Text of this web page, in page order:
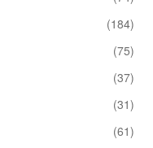
(184)
(75)
(37)
(31)
(61)